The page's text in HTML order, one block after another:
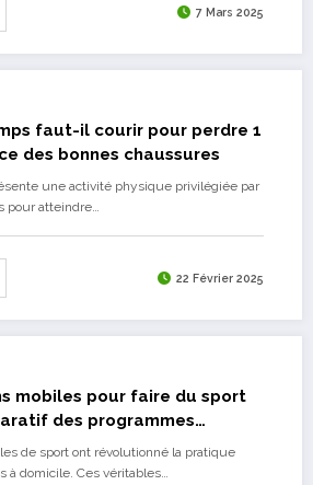
7 Mars 2025
faut-il courir pour perdre 1
des bonnes chaussures
une activité physique privilégiée par
pour atteindre…
22 Février 2025
mobiles pour faire du sport
des programmes
personnalisés
de sport ont révolutionné la pratique
à domicile. Ces véritables…